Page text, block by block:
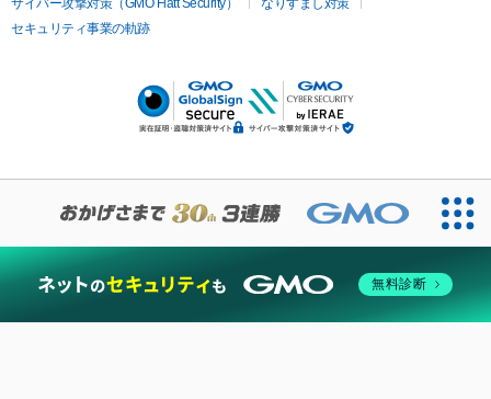
サイバー攻撃対策（GMO Flatt Security）
なりすまし対策
セキュリティ事業の軌跡
無料診断